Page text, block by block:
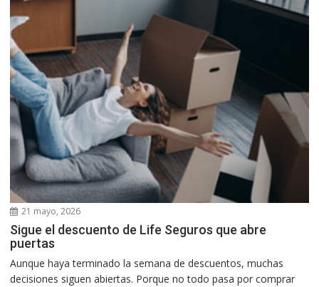
21 mayo, 2026
Sigue el descuento de Life Seguros que abre
puertas
Aunque haya terminado la semana de descuentos, muchas
decisiones siguen abiertas. Porque no todo pasa por comprar